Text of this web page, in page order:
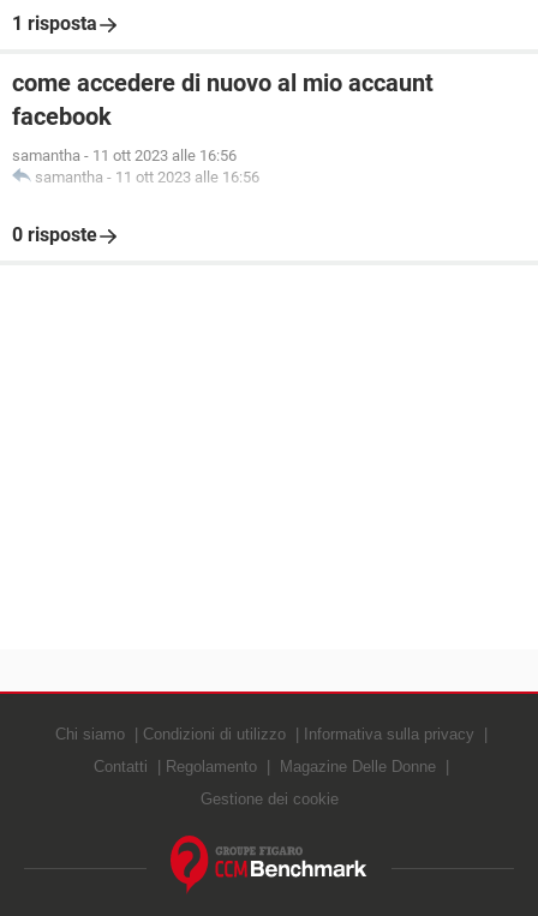
1 risposta
come accedere di nuovo al mio accaunt
facebook
samantha - 11 ott 2023 alle 16:56
samantha - 11 ott 2023 alle 16:56
0 risposte
Chi siamo Condizioni di utilizzo
Informativa sulla privacy
Contatti
Regolamento
Magazine Delle Donne
Gestione dei cookie